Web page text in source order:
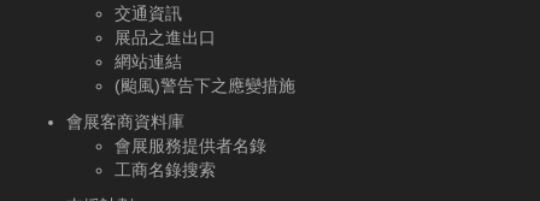
交通資訊
展品之進出口
網站連結
(颱風)警告下之應變措施
會展客商資料庫
會展服務提供者名錄
工商名錄搜索